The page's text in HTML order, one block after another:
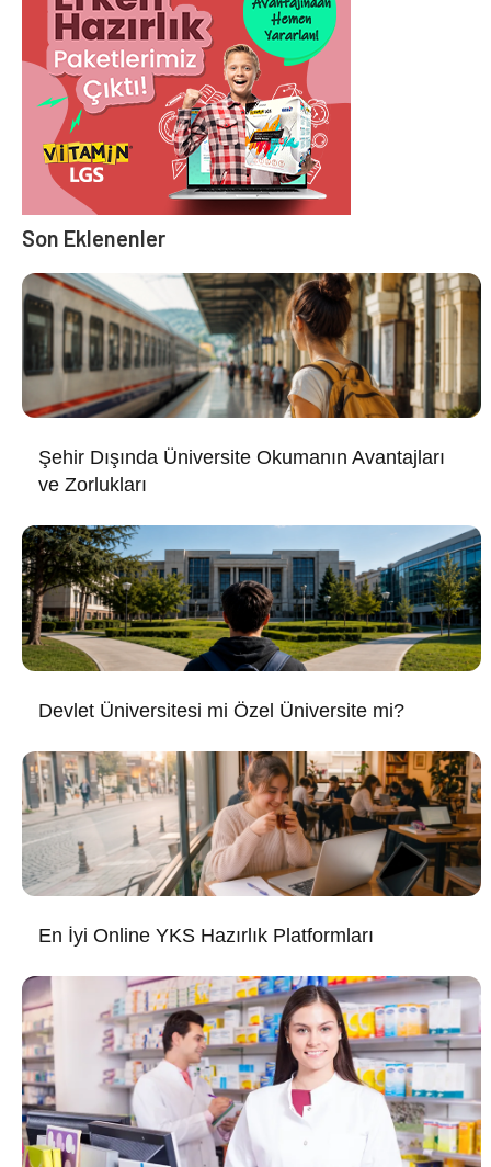
Son Eklenenler
Şehir Dışında Üniversite Okumanın Avantajları
ve Zorlukları
Devlet Üniversitesi mi Özel Üniversite mi?
En İyi Online YKS Hazırlık Platformları